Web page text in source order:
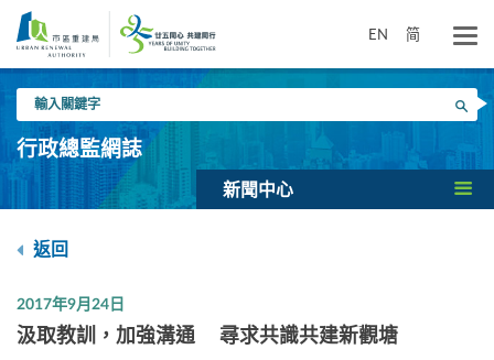
要
EN 简
入
關
鍵
搜尋
行政總監網誌
新聞中心
返回
2017年9月24日
汲取教訓，加強溝通 尋求共識共建新觀塘